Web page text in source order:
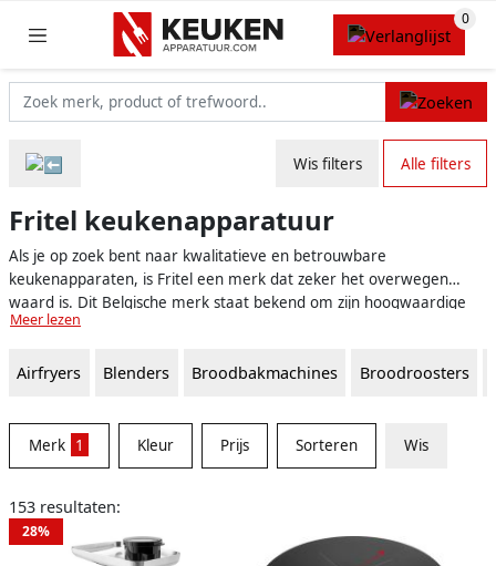
Wis filters Alle filters
Fritel keukenapparatuur
Als je op zoek bent naar kwalitatieve en betrouwbare
keukenapparaten, is Fritel een merk dat zeker het overwegen
waard is. Dit Belgische merk staat bekend om zijn hoogwaardige
producten die het leven in de keuken een stuk gemakkelijker en
nog veel meer handige apparaten die je kunnen helpen bij het
Meer lezen
Airfryers Blenders Broodbakmachines Broodroosters
Merk 1 Kleur Prijs Sorteren Wis
153 resultaten:
28%